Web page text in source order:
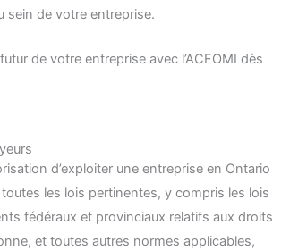
sein de votre entreprise.
de votre entreprise avec l’ACFOMI dès
d’exploiter une entreprise en Ontario
toutes les lois pertinentes, y compris les lois
fédéraux et provinciaux relatifs aux droits
et toutes autres normes applicables,